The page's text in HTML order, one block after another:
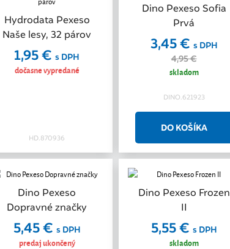
Hydrodata Pexeso
Naše lesy, 32 párov
1,95 €s DPH
dočasne vypredané
HD.870936
Dino Pexeso Sofia
Prvá
Akcia
3,45 € s DPH
4,95 €
skladom
DINO.621923
Dino Pexeso
Dopravné značky
5,45 € s DPH
predaj ukončený
Dino Pexeso Frozen
II
5,55 € s DPH
skladom